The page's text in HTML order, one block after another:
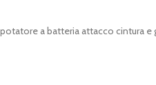
a batteria attacco cintura e